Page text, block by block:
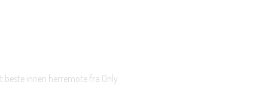
beste innen herremote fra Only